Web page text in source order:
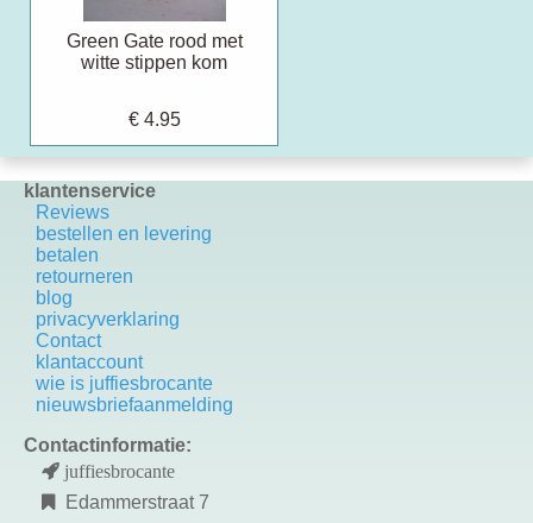
Green Gate rood met
witte stippen kom
€ 4.95
klantenservice
Reviews
bestellen en levering
betalen
retourneren
blog
privacyverklaring
Contact
k lantaccount
wie is juffiesbrocante
nieuwsbriefaanmelding
Contactinformatie:
juffiesbrocante
Edammerstraat 7